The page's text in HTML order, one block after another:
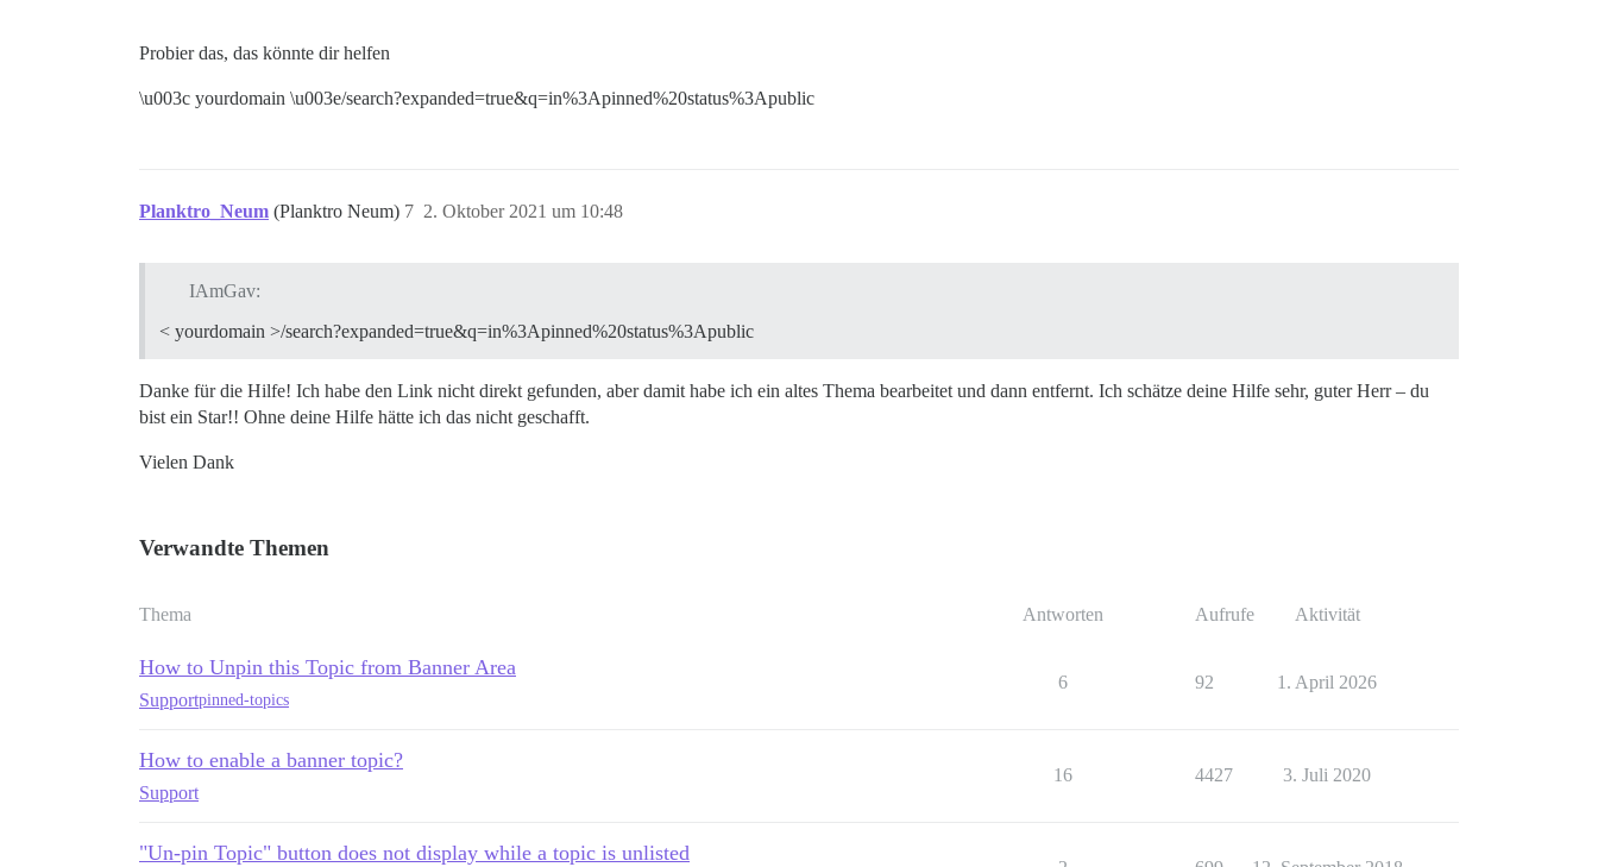
Probier das, das könnte dir helfen
\u003c yourdomain \u003e/search?expanded=true&q=in%3Apinned%20status%3Apublic
Planktro_Neum (Planktro Neum) 2. Oktober 2021 um 10:48
7
IAmGav:
< yourdomain >/search?expanded=true&q=in%3Apinned%20status%3Apublic
Danke für die Hilfe! Ich habe den Link nicht direkt gefunden, aber damit habe ich ein altes Thema bearbeitet und dann entfernt. Ich schätze deine Hilfe sehr, guter Herr – du
bist ein Star!! Ohne deine Hilfe hätte ich das nicht geschafft.
Vielen Dank
Verwandte Themen
Thema Antworten Aufrufe Aktivität
How to Unpin this Topic from Banner Area
Supportpinned-topics
6 92 1. April 2026
How to enable a banner topic?
Support
16 4427 3. Juli 2020
"Un-pin Topic" button does not display while a topic is unlisted